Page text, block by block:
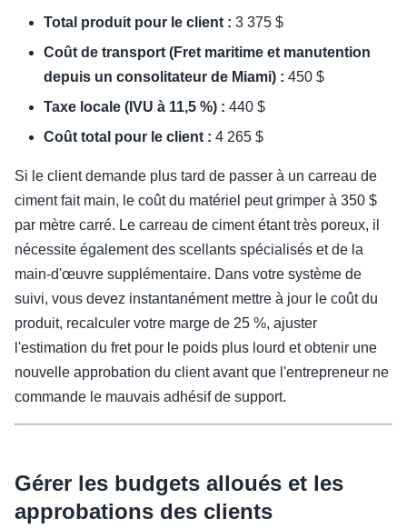
Total produit pour le client : 3 375 $
Coût de transport (Fret maritime et manutention
depuis un consolitateur de Miami) : 450 $
Taxe locale (IVU à 11,5 %) : 440 $
Coût total pour le client : 4 265 $
Si le client demande plus tard de passer à un carreau de
ciment fait main, le coût du matériel peut grimper à 350 $
par mètre carré. Le carreau de ciment étant très poreux, il
nécessite également des scellants spécialisés et de la
main-d'œuvre supplémentaire. Dans votre système de
suivi, vous devez instantanément mettre à jour le coût du
produit, recalculer votre marge de 25 %, ajuster
l'estimation du fret pour le poids plus lourd et obtenir une
nouvelle approbation du client avant que l'entrepreneur ne
commande le mauvais adhésif de support.
Gérer les budgets alloués et les
approbations des clients